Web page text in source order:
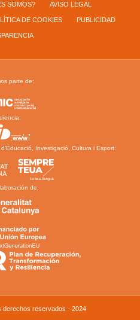
SOMOS? AVISO LEGAL
DE COOKIES PUBLICIDAD
parte de:
Investigació, Cultura i Esport:
de:
derechos reservados - 2024